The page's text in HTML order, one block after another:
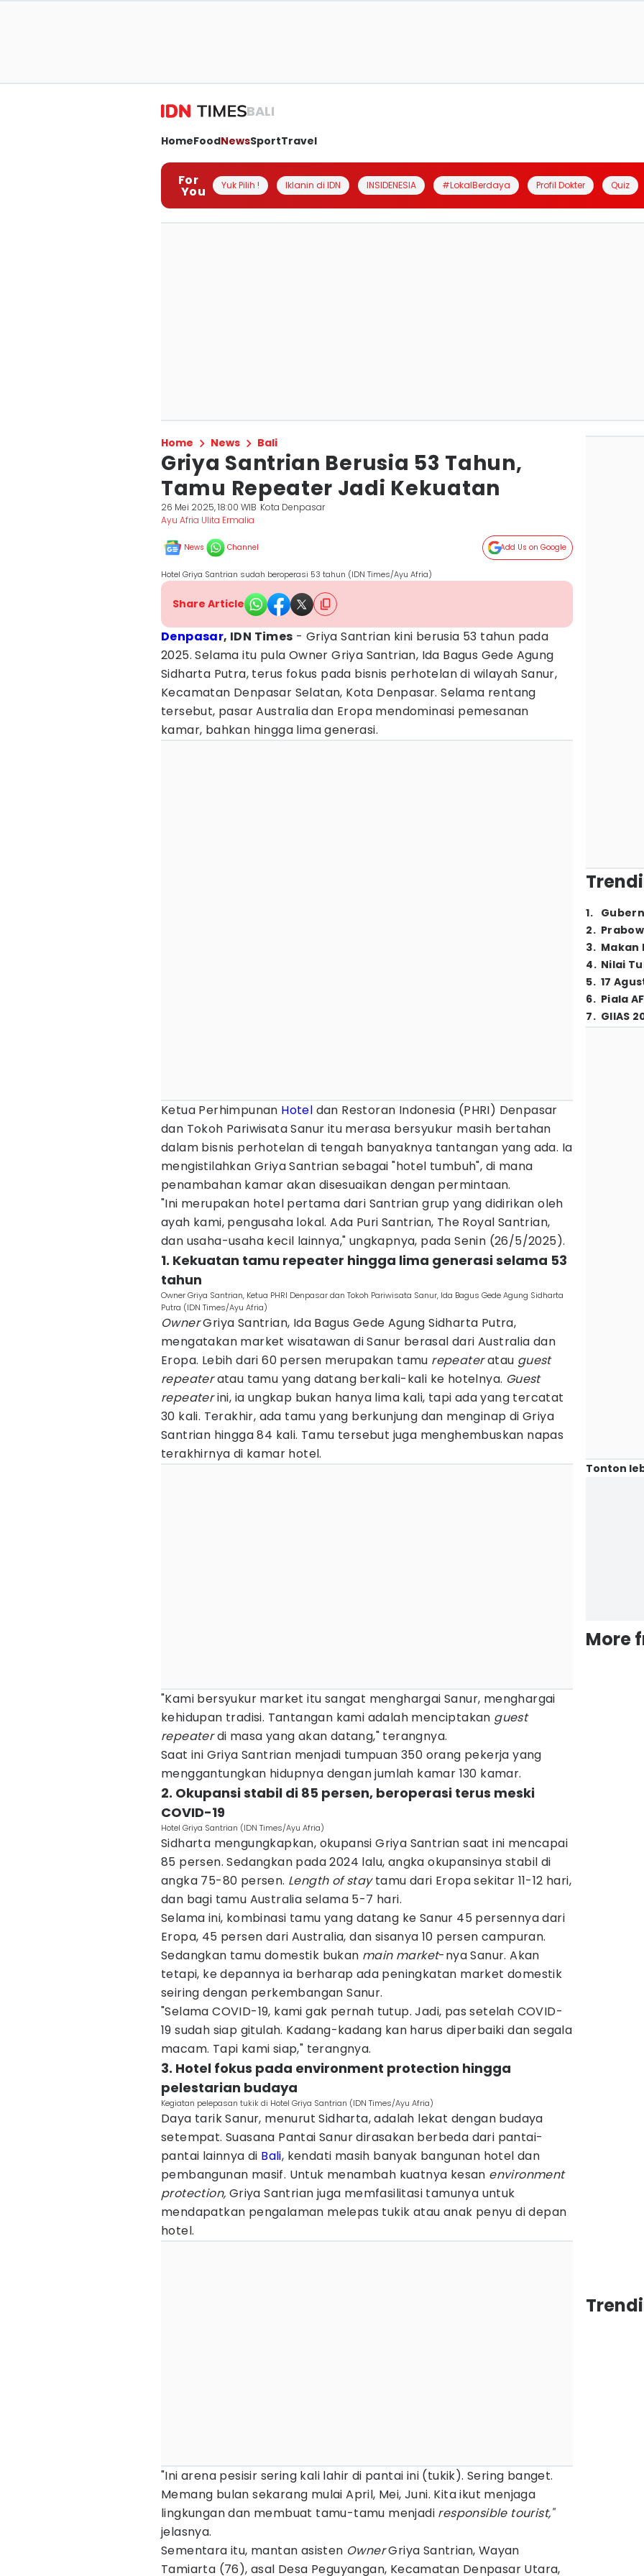
BALI
HomeFoodNewsSportTravel
For
You Yuk Pilih ! Iklanin di IDN INSIDENESIA #LokalBerdaya Profil Dokter Quiz
Home News Bali
Griya Santrian Berusia 53 Tahun,
Tamu Repeater Jadi Kekuatan
26 Mei 2025, 18:00 WIB Kota Denpasar
Ayu Afria Ulita Ermalia
News Channel Add Us on Google
Hotel Griya Santrian sudah beroperasi 53 tahun (IDN Times/Ayu Afria)
Share Article
Denpasar, IDN Times - Griya Santrian kini berusia 53 tahun pada
2025. Selama itu pula Owner Griya Santrian, Ida Bagus Gede Agung
Sidharta Putra, terus fokus pada bisnis perhotelan di wilayah Sanur,
Kecamatan Denpasar Selatan, Kota Denpasar. Selama rentang
tersebut, pasar Australia dan Eropa mendominasi pemesanan
kamar, bahkan hingga lima generasi.
Ketua Perhimpunan Hotel dan Restoran Indonesia (PHRI) Denpasar
dan Tokoh Pariwisata Sanur itu merasa bersyukur masih bertahan
dalam bisnis perhotelan di tengah banyaknya tantangan yang ada. Ia
mengistilahkan Griya Santrian sebagai "hotel tumbuh", di mana
penambahan kamar akan disesuaikan dengan permintaan.
"Ini merupakan hotel pertama dari Santrian grup yang didirikan oleh
ayah kami, pengusaha lokal. Ada Puri Santrian, The Royal Santrian,
dan usaha-usaha kecil lainnya," ungkapnya, pada Senin (26/5/2025).
1. Kekuatan tamu repeater hingga lima generasi selama 53
tahun
Owner Griya Santrian, Ketua PHRI Denpasar dan Tokoh Pariwisata Sanur, Ida Bagus Gede Agung Sidharta
Putra (IDN Times/Ayu Afria)
OwnerGriya Santrian, Ida Bagus Gede Agung Sidharta Putra,
mengatakan market wisatawan di Sanur berasal dari Australia dan
Eropa. Lebih dari 60 persen merupakan tamu repeateratau guest
repeateratau tamu yang datang berkali-kali ke hotelnya. Guest
repeaterini, ia ungkap bukan hanya lima kali, tapi ada yang tercatat
30 kali. Terakhir, ada tamu yang berkunjung dan menginap di Griya
Santrian hingga 84 kali. Tamu tersebut juga menghembuskan napas
terakhirnya di kamar hotel.
"Kami bersyukur market itu sangat menghargai Sanur, menghargai
kehidupan tradisi. Tantangan kami adalah menciptakan guest
repeaterdi masa yang akan datang," terangnya.
Saat ini Griya Santrian menjadi tumpuan 350 orang pekerja yang
menggantungkan hidupnya dengan jumlah kamar 130 kamar.
2. Okupansi stabil di 85 persen, beroperasi terus meski
COVID-19
Hotel Griya Santrian (IDN Times/Ayu Afria)
Sidharta mengungkapkan, okupansi Griya Santrian saat ini mencapai
85 persen. Sedangkan pada 2024 lalu, angka okupansinya stabil di
angka 75-80 persen. Length of staytamu dari Eropa sekitar 11-12 hari,
dan bagi tamu Australia selama 5-7 hari.
Selama ini, kombinasi tamu yang datang ke Sanur 45 persennya dari
Eropa, 45 persen dari Australia, dan sisanya 10 persen campuran.
Sedangkan tamu domestik bukan main market-nya Sanur. Akan
tetapi, ke depannya ia berharap ada peningkatan market domestik
seiring dengan perkembangan Sanur.
"Selama COVID-19, kami gak pernah tutup. Jadi, pas setelah COVID-
19 sudah siap gitulah. Kadang-kadang kan harus diperbaiki dan segala
macam. Tapi kami siap," terangnya.
3. Hotel fokus pada environment protection hingga
pelestarian budaya
Kegiatan pelepasan tukik di Hotel Griya Santrian (IDN Times/Ayu Afria)
Daya tarik Sanur, menurut Sidharta, adalah lekat dengan budaya
setempat. Suasana Pantai Sanur dirasakan berbeda dari pantai-
pantai lainnya di Bali, kendati masih banyak bangunan hotel dan
pembangunan masif. Untuk menambah kuatnya kesan environment
protection, Griya Santrian juga memfasilitasi tamunya untuk
mendapatkan pengalaman melepas tukik atau anak penyu di depan
hotel.
"Ini arena pesisir sering kali lahir di pantai ini (tukik). Sering banget.
Memang bulan sekarang mulai April, Mei, Juni. Kita ikut menjaga
lingkungan dan membuat tamu-tamu menjadi responsible tourist,"
jelasnya.
Sementara itu, mantan asisten OwnerGriya Santrian, Wayan
Tamiarta (76), asal Desa Peguyangan, Kecamatan Denpasar Utara,
1.
2.
3. Makan
4. Nilai
5. 17
6. Piala
7. GIIAS
Tonton
More